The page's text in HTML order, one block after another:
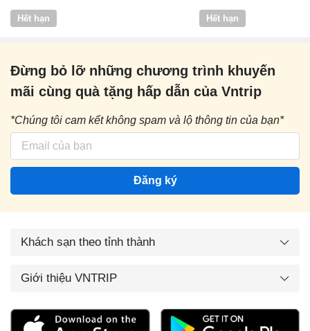
Vntrip
Hết hạn Hết hạn
Đừng bỏ lỡ những chương trình khuyến
mãi cùng quà tặng hấp dẫn của Vntrip
*Chúng tôi cam kết không spam và lộ thông tin của bạn*
Đăng ký
Khách sạn theo tỉnh thành
Giới thiệu VNTRIP